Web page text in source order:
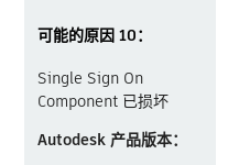
可能的原因 10：
Single Sign On
Component 已损坏
Autodesk 产品版本：